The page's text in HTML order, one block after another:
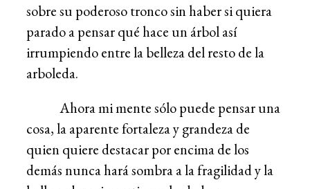
sobre su poderoso tronco sin haber si quiera
parado a pensar qué hace un árbol así
irrumpiendo entre la belleza del resto de la
arboleda.
Ahora mi mente sólo puede pensar una
cosa, la aparente fortaleza y grandeza de
quien quiere destacar por encima de los
demás nunca hará sombra a la fragilidad y la